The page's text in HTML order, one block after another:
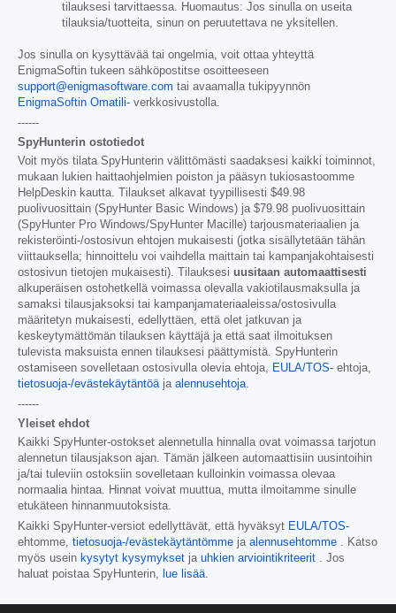
tilauksesi tarvittaessa. Huomautus: Jos sinulla on useita
tilauksia/tuotteita, sinun on peruutettava ne yksitellen.
Jos sinulla on kysyttävää tai ongelmia, voit ottaa yhteyttä
EnigmaSoftin tukeen sähköpostitse osoitteeseen
support@enigmasoftware.com tai avaamalla tukipyynnön
EnigmaSoftin Omatili- verkkosivustolla.
------
SpyHunterin ostotiedot
Voit myös tilata SpyHunterin välittömästi saadaksesi kaikki toiminnot,
mukaan lukien haittaohjelmien poiston ja pääsyn tukiosastoomme
HelpDeskin kautta. Tilaukset alkavat tyypillisesti $49.98
puolivuosittain (SpyHunter Basic Windows) ja $79.98 puolivuosittain
(SpyHunter Pro Windows/SpyHunter Macille) tarjousmateriaalien ja
rekisteröinti-/ostosivun ehtojen mukaisesti (jotka sisällytetään tähän
viittauksella; hinnoittelu voi vaihdella maittain tai kampanjakohtaisesti
ostosivun tietojen mukaisesti). Tilauksesi uusitaan automaattisesti
alkuperäisen ostohetkellä voimassa olevalla vakiotilausmaksulla ja
samaksi tilausjaksoksi tai kampanjamateriaaleissa/ostosivulla
määritetyn mukaisesti, edellyttäen, että olet jatkuvan ja
keskeytymättömän tilauksen käyttäjä ja että saat ilmoituksen
tulevista maksuista ennen tilauksesi päättymistä. SpyHunterin
ostamiseen sovelletaan ostosivulla olevia ehtoja, EULA/TOS- ehtoja,
tietosuoja-/evästekäytäntöäja alennusehtoja.
------
Yleiset ehdot
Kaikki SpyHunter-ostokset alennetulla hinnalla ovat voimassa tarjotun
alennetun tilausjakson ajan. Tämän jälkeen automaattisiin uusintoihin
ja/tai tuleviin ostoksiin sovelletaan kulloinkin voimassa olevaa
normaalia hintaa. Hinnat voivat muuttua, mutta ilmoitamme sinulle
etukäteen hinnanmuutoksista.
Kaikki SpyHunter-versiot edellyttävät, että hyväksyt EULA/TOS-
ehtomme, tietosuoja-/evästekäytäntömme ja alennusehtomme . Katso
myös usein kysytyt kysymykset ja uhkien arviointikriteerit . Jos
haluat poistaa SpyHunterin, lue lisää.